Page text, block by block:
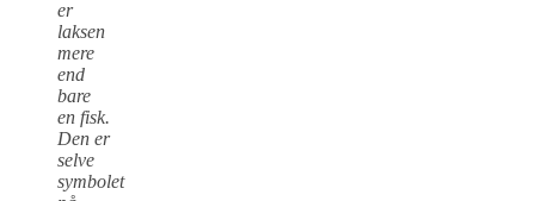
er
laksen
mere
end
bare
en fisk.
Den er
selve
symbolet